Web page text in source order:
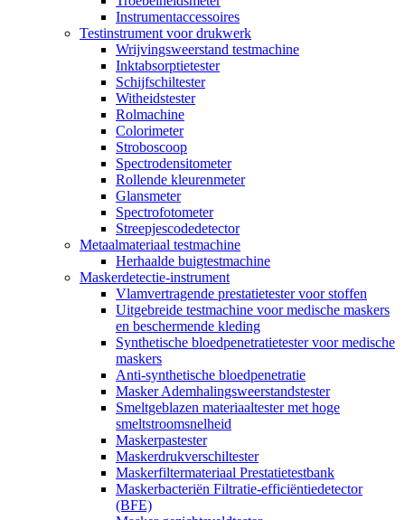
Instrumentaccessoires
Testinstrument voor drukwerk
Wrijvingsweerstand testmachine
Inktabsorptietester
Schijfschiltester
Witheidstester
Rolmachine
Colorimeter
Stroboscoop
Spectrodensitometer
Rollende kleurenmeter
Glansmeter
Spectrofotometer
Streepjescodedetector
Metaalmateriaal testmachine
Herhaalde buigtestmachine
Maskerdetectie-instrument
Vlamvertragende prestatietester voor stoffen
Uitgebreide testmachine voor medische maskers
en beschermende kleding
Synthetische bloedpenetratietester voor medische
maskers
Anti-synthetische bloedpenetratie
Masker Ademhalingsweerstandstester
Smeltgeblazen materiaaltester met hoge
smeltstroomsnelheid
Maskerpastester
Maskerdrukverschiltester
Maskerfiltermateriaal Prestatietestbank
Maskerbacteriën Filtratie-efficiëntiedetector
(BFE)